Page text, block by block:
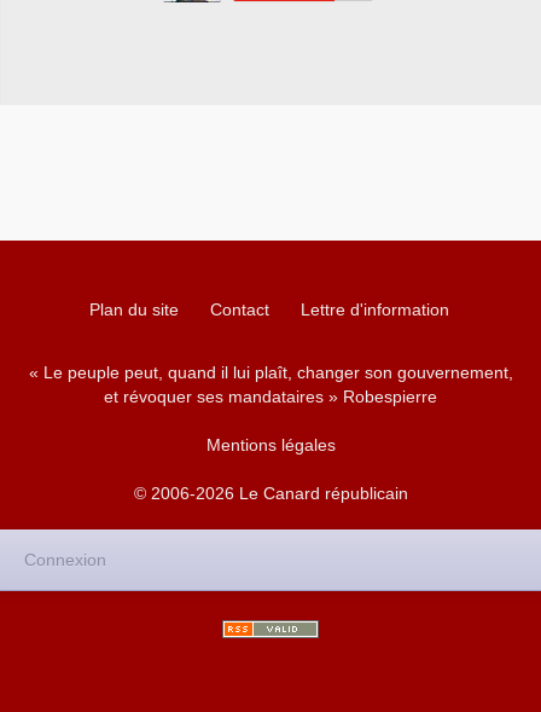
Plan du site Contact Lettre d'information
« Le peuple peut, quand il lui plaît, changer son gouvernement,
et révoquer ses mandataires » Robespierre
Mentions légales
© 2006-2026 Le Canard républicain
Connexion